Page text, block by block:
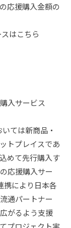
応援購入金額の
はこちら
入サービス
ては新商品・
トプレイスであ
めて先行購入す
応援購入サー
携により日本各
通パートナー
がるよう支援